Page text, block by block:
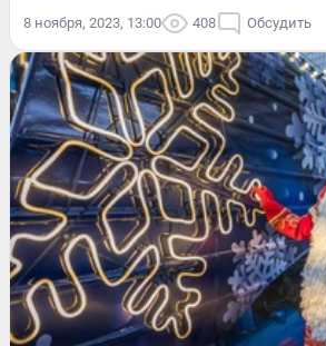
8 ноября, 2023, 13:00 408 Обсудить